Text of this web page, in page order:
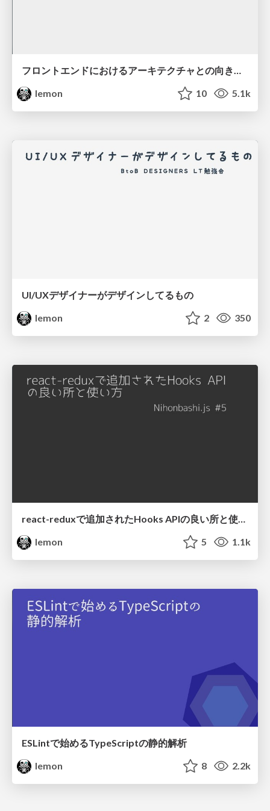
フロントエンドにおけるアーキテクチャとの向き合い方
lemon
10 5.1k
UI/UXデザイナーがデザインしてるもの
lemon
2 350
react-reduxで追加されたHooks APIの良い所と使い方
lemon
5 1.1k
ESLintで始めるTypeScriptの静的解析
lemon
8 2.2k